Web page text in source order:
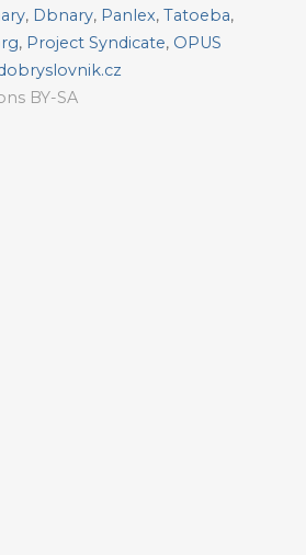
, Dbnary, Panlex,Tatoeba,
, Project Syndicate, OPUS
BY-SA